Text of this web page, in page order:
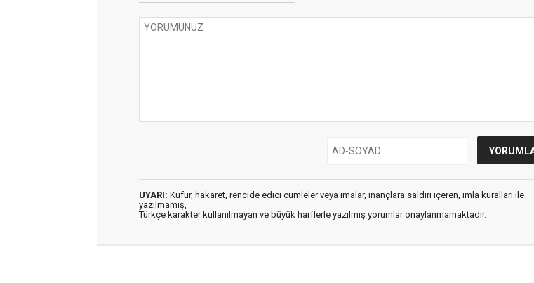
UYARI: Küfür, hakaret, rencide edici cümleler veya imalar, inançlara saldırı içeren, imla kuralları ile
yazılmamış,
Türkçe karakter kullanılmayan ve büyük harflerle yazılmış yorumlar onaylanmamaktadır.